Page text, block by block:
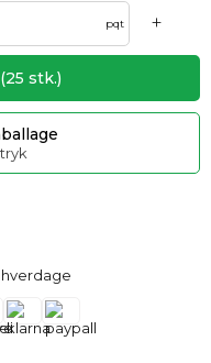
pqt +
(25 stk.)
hverdage